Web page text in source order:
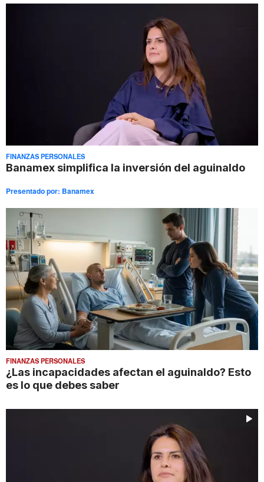
FINANZAS PERSONALES
Banamex simplifica la inversión del aguinaldo
Presentado por: Banamex
FINANZAS PERSONALES
¿Las incapacidades afectan el aguinaldo? Esto
es lo que debes saber